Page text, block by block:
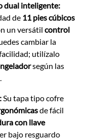
dual inteligente:
de 11 pies cúbicos
un versátil control
cambiar la
utilízalo
según las
Su tapa tipo cofre
de fácil
con llave
bajo resguardo